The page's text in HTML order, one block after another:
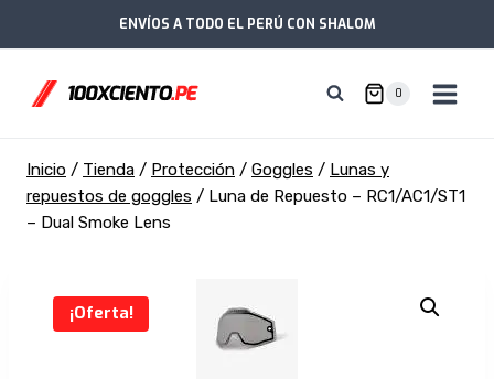
al
ENVÍOS A TODO EL PERÚ CON SHALOM
0
Inicio / Tienda / Protección / Goggles / Lunas y
repuestos de goggles / Luna de Repuesto – RC1/AC1/ST1
– Dual Smoke Lens
¡Oferta!